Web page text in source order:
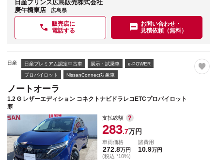
日産プリンス広島販売株式会社
庚午橋東店
広島県
販売店に
電話する
お問い合わせ・
見積依頼（無料）
日産 日産プレミアム認定中古車 展示・試乗車 e-POWER
プロパイロット NissanConnect対象車
ノートオーラ
1.2 G レザーエディション コネクトナビドラレコETCプロパイロット
寒
支払総額
283.7万円
車両価格
272.8万円
(税込 *10%)
諸費用
10.9万円